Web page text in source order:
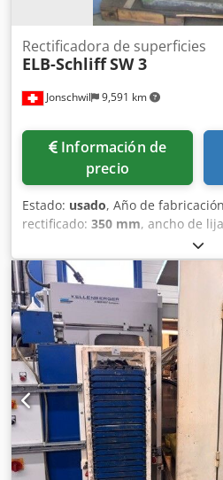
Jonschwil 9,591 km
Rectificadora de superficies
ELB-SchliffSW 3
Información de
precio
Estado: usado, Año de
rectificado: 350 mm, ancho de
1,200
mm, diámetro de disco
la mesa:400 mm , ancho de la
del husillo (min.):
2,800 rpm
,
de rectificado:
, potencia:
Rectificadora plana, visualizador
manual y automático, placa
mm, dispositivo diamantador de
refrigeración Crjdpfx Apjxq Abiscjf